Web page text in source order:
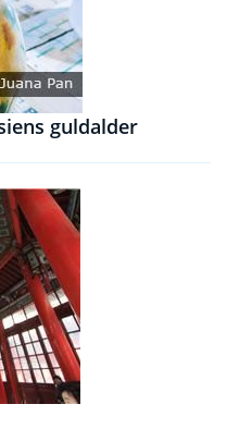
guldalder